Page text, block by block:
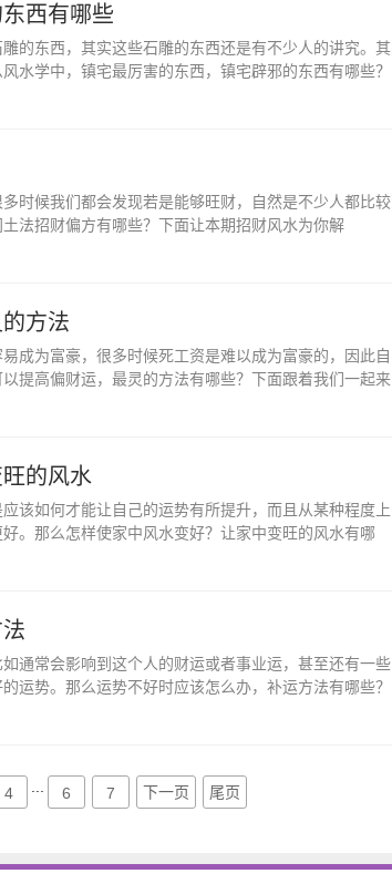
西有哪些
的东西，其实这些石雕的东西还是有不少人的讲究。其
水学中，镇宅最厉害的东西，镇宅辟邪的东西有哪些？
时候我们都会发现若是能够旺财，自然是不少人都比较
法招财偏方有哪些？下面让本期招财风水为你解
方法
成为富豪，很多时候死工资是难以成为富豪的，因此自
提高偏财运，最灵的方法有哪些？下面跟着我们一起来
的风水
该如何才能让自己的运势有所提升，而且从某种程度上
。那么怎样使家中风水变好？让家中变旺的风水有哪
通常会影响到这个人的财运或者事业运，甚至还有一些
运势。那么运势不好时应该怎么办，补运方法有哪些？
4 6 7 下一页 尾页